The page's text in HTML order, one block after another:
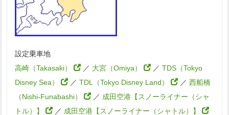
設定乗車地
高崎（Takasaki）
／ 大宮（Omiya） ／ TDS（Tokyo
Disney Sea）
／ TDL（Tokyo Disney Land） ／ 西船橋
（Nishi-Funabashi）
／ 成田空港【スノーライナー（シャ
トル）】
／ 成田空港【スノーライナー（シャトル）】